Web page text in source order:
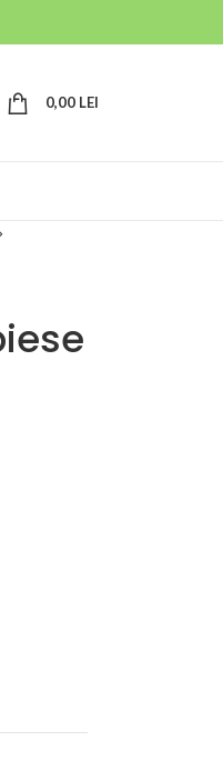
0,00 LEI